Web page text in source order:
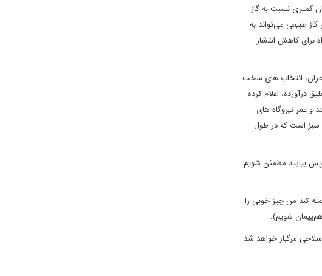
کمتری نسبت به گاز
طبیعی می‌تواند به
برای کاهش انتشار
انتخاب های سخت
این کشور که خط لوله گاز نورد استریم ۲ خود را به حالت تعلیق درآورده، اعلام کرده
و عمر نیروگاه های
سبز است که در طول
پس بیایید مطمئن شویم
کند من چیز خوبی را
شویم).
مرگبار خواهد شد